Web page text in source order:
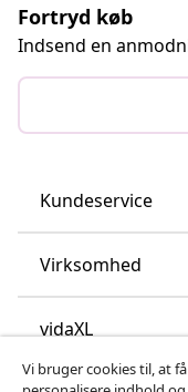
Fortryd køb
Indsend en
Kundeservice
Virksomhed
vidaXL
Vi bruger cookies til, at